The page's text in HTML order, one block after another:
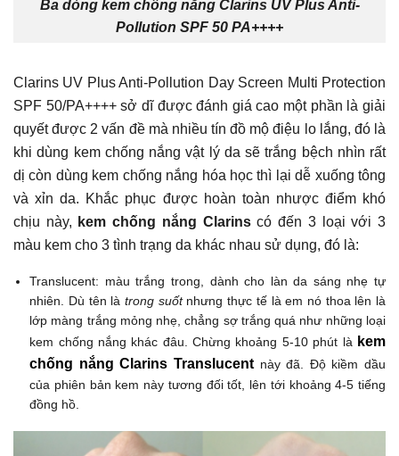
Ba dòng kem chống nắng Clarins UV Plus Anti-
Pollution SPF 50 PA++++
Clarins UV Plus Anti-Pollution Day Screen Multi Protection
SPF 50/PA++++ sở dĩ được đánh giá cao một phần là giải
quyết được 2 vấn đề mà nhiều tín đồ mộ điệu lo lắng, đó là
khi dùng kem chống nắng vật lý da sẽ trắng bệch nhìn rất
dị còn dùng kem chống nắng hóa học thì lại dễ xuống tông
và xỉn da. Khắc phục được hoàn toàn nhược điểm khó
chịu này, kem chống nắng Clarinscó đến 3 loại với 3
màu kem cho 3 tình trạng da khác nhau sử dụng, đó là:
Translucent: màu trắng trong, dành cho làn da sáng nhẹ tự
nhiên. Dù tên là trong suốt nhưng thực tế là em nó thoa lên là
lớp màng trắng mỏng nhẹ, chẳng sợ trắng quá như những loại
kem chống nắng khác đâu. Chừng khoảng 5-10 phút là kem
chống nắng Clarins Translucent này đã. Độ kiềm dầu
của phiên bản kem này tương đối tốt, lên tới khoảng 4-5 tiếng
đồng hồ.